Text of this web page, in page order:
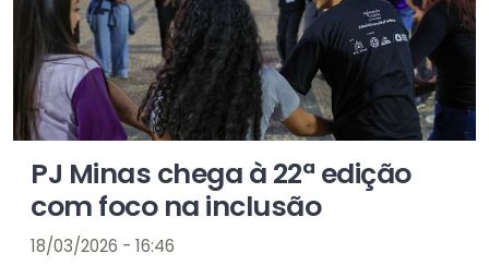
PJ Minas chega à 22ª edição
com foco na inclusão
18/03/2026 - 16:46